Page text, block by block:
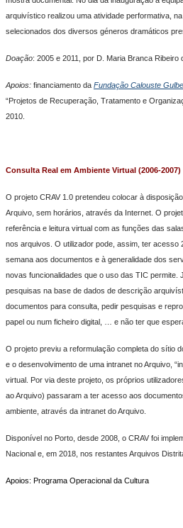
arquivístico realizou uma atividade performativa,
selecionados dos diversos géneros dramáticos
Doação: 2005 e 2011, por D. Maria Branca Ribeiro
Apoios: financiamento da Fundação Calouste
“Projetos de Recuperação, Tratamento e
2010.
Consulta Real em Ambiente Virtual (2006-2007)
O projeto CRAV 1.0 pretendeu colocar à
Arquivo, sem horários, através da Internet. O
referência e leitura virtual com as funções das
nos arquivos. O utilizador pode, assim, ter acesso
semana aos documentos e à generalidade dos
novas funcionalidades que o uso das TIC permite.
pesquisas na base de dados de descrição
documentos para consulta, pedir pesquisas e
papel ou num ficheiro digital, … e não ter que
O projeto previu a reformulação completa do sítio
e o desenvolvimento de uma intranet no Arquivo,
virtual. Por via deste projeto, os próprios
ao Arquivo) passaram a ter acesso aos
ambiente, através da intranet do Arquivo.
Disponível no Porto, desde 2008, o CRAV foi
Nacional e, em 2018, nos restantes Arquivos
Apoios: Programa Operacional da Cultura